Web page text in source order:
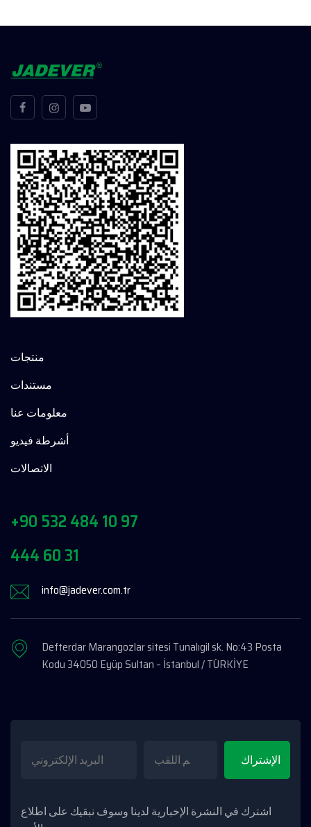
منتجات
مستندات
معلومات عنا
أشرطة فيديو
الاتصالات
+90 532 484 10 97
444 60 31
info@jadever.com.tr
Defterdar Marangozlar sitesi Tunalıgil sk. No:43 Posta
Kodu 34050 Eyüp Sultan – İstanbul / TÜRKİYE
اشترك في النشرة الإخبارية لدينا وسوف نبقيك على اطلاع